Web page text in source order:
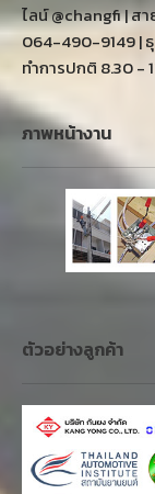
ไลน์ @changfi | ส
064-490-9149 | ธุ
ทำการปกติ 8.30 -
ภาพหน้างาน
ตัวอย่างลูกค้า